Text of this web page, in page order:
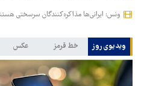
ونس: ایرانی‌ها مذاکره‌کنندگان سرسختی
ویدیوی روز خط قرمز عکس